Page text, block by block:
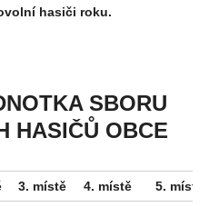
hasiči roku.
SBORU
HASIČŮ OBCE
3. místě 4. místě 5. místě